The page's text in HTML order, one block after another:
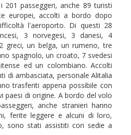
passeggeri, anche 89 turisti
europei, accolti a bordo dopo
l'aeroporto. Di questi 28
3 norvegesi, 3 danesi, 4
greci, un belga, un rumeno, tre
spagnolo, un croato, 7 svedesi
ed un colombiano. Accolti
di ambasciata, personale Alitalia
trasferiti appena possibile con
paesi di origine. A bordo del volo
anche stranieri hanno
ferite leggere e alcuni di loro,
sono stati assistiti con sedie a